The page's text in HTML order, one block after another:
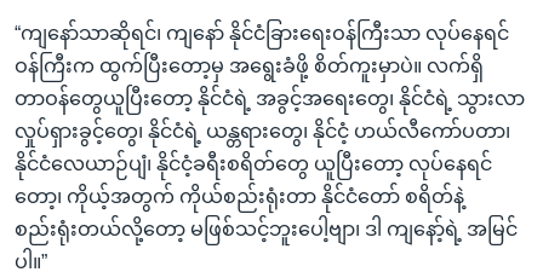
“ကျနော်သာဆိုရင်၊ ကျနော် နိုင်ငံခြားရေးဝန်ကြီးသာ လုပ်နေရင်
ဝန်ကြီးက ထွက်ပြီးတော့မှ အရွေးခံဖို့ စိတ်ကူးမှာပဲ။ လက်ရှိ
တာဝန်တွေယူပြီးတော့ နိုင်ငံရဲ့ အခွင့်အရေးတွေ၊ နိုင်ငံရဲ့ သွားလာ
လှုပ်ရှားခွင့်တွေ၊ နိုင်ငံရဲ့ ယန္တရားတွေ၊ နိုင်ငံ့ ဟယ်လီကော်ပတာ၊
နိုင်ငံလေယာဉ်ပျံ၊ နိုင်ငံ့ခရီးစရိတ်တွေ ယူပြီးတော့ လုပ်နေရင်
တော့၊ ကိုယ့်အတွက် ကိုယ်စည်းရုံးတာ နိုင်ငံတော် စရိတ်နဲ့
စည်းရုံးတယ်လို့တော့ မဖြစ်သင့်ဘူးပေါ့ဗျာ၊ ဒါ ကျနော့်ရဲ့ အမြင်
ပါ။”